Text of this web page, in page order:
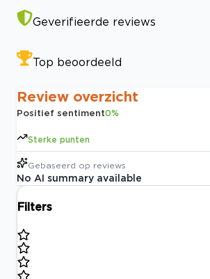
Geverifieerde reviews
Top beoordeeld
Review overzicht
Positief sentiment0%
Sterke punten
Gebaseerd op reviews
No AI summary available
Filters